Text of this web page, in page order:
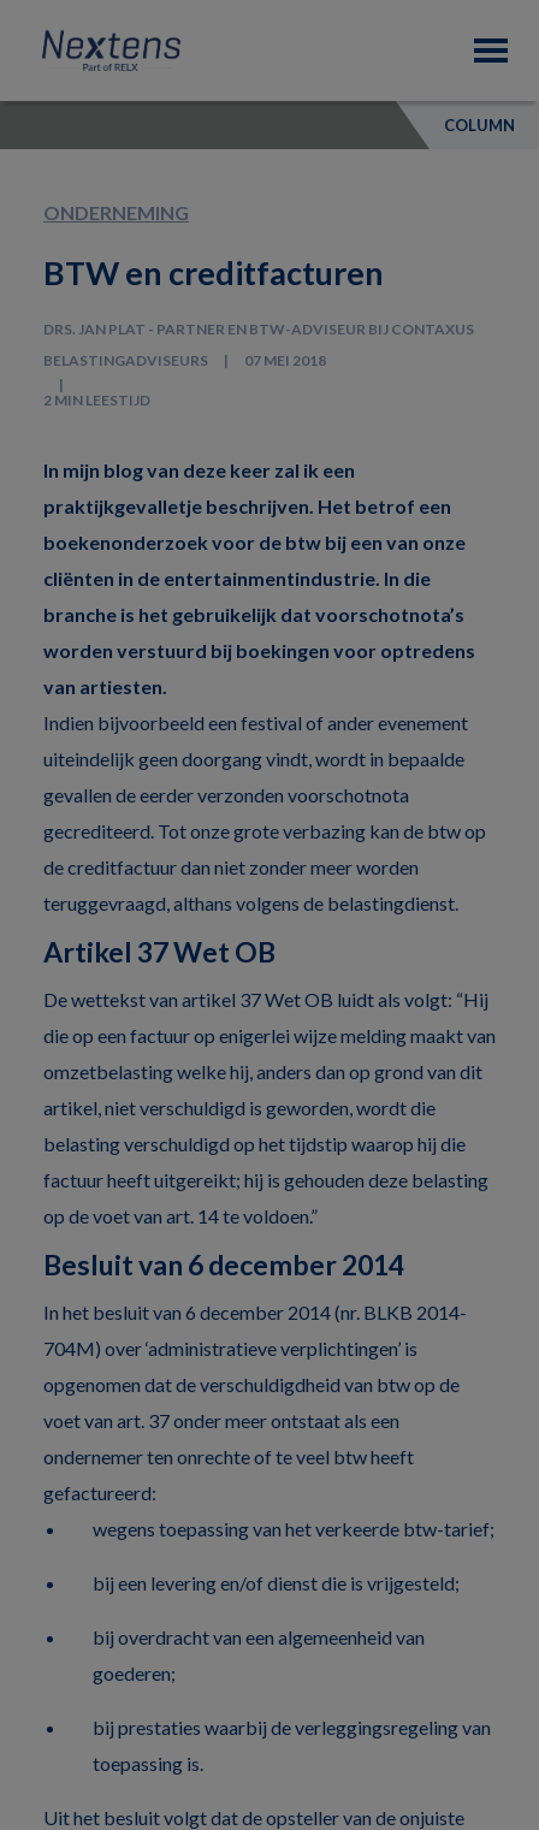
primary
navigation
content
footer
Nextens
Fiscaal
partner
van
COLUMN
ONDERNEMING
BTW en creditfacturen
DRS. JAN PLAT - PARTNER EN BTW-ADVISEUR BIJ CONTAXUS
BELASTINGADVISEURS
07 MEI 2018
2 MIN LEESTIJD
In mijn blog van deze keer zal ik een
praktijkgevalletje beschrijven. Het betrof een
boekenonderzoek voor de btw bij een van onze
cliënten in de entertainmentindustrie. In die
branche is het gebruikelijk dat voorschotnota’s
worden verstuurd bij boekingen voor optredens
van artiesten.
Indien bijvoorbeeld een festival of ander evenement
uiteindelijk geen doorgang vindt, wordt in bepaalde
gevallen de eerder verzonden voorschotnota
gecrediteerd. Tot onze grote verbazing kan de btw op
de creditfactuur dan niet zonder meer worden
teruggevraagd, althans volgens de belastingdienst.
Artikel 37 Wet OB
De wettekst van artikel 37 Wet OB luidt als volgt: “Hij
die op een factuur op enigerlei wijze melding maakt van
omzetbelasting welke hij, anders dan op grond van dit
artikel, niet verschuldigd is geworden, wordt die
belasting verschuldigd op het tijdstip waarop hij die
factuur heeft uitgereikt; hij is gehouden deze belasting
op de voet van art. 14 te voldoen.”
Besluit van 6 december 2014
In het besluit van 6 december 2014 (nr. BLKB 2014-
704M) over ‘administratieve verplichtingen’ is
opgenomen dat de verschuldigdheid van btw op de
voet van art. 37 onder meer ontstaat als een
ondernemer ten onrechte of te veel btw heeft
gefactureerd:
wegens toepassing van het verkeerde btw-tarief;
bij een levering en/of dienst die is vrijgesteld;
bij overdracht van een algemeenheid van
goederen;
bij prestaties waarbij de verleggingsregeling van
toepassing is.
Uit het besluit volgt dat de opsteller van de onjuiste